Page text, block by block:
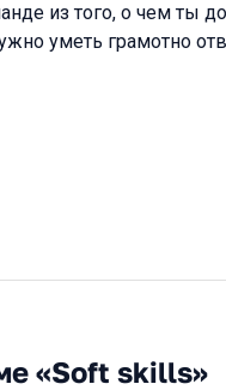
из того, о чем ты
уметь грамотно
«Soft skills»